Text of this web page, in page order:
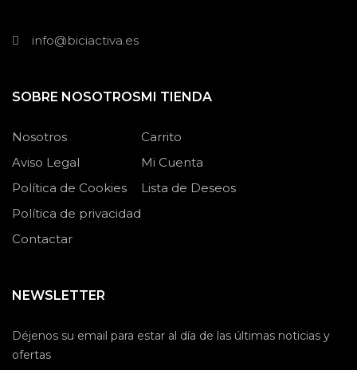
info@biciactiva.es
SOBRE NOSOTROS
Nosotros
Aviso Legal
Política de Cookies
Política de privacidad
Contactar
MI TIENDA
Carrito
Mi Cuenta
Lista de Deseos
NEWSLETTER
Déjenos su email para estar al día de las últimas noticias y
ofertas